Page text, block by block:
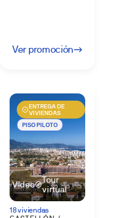
Ver promoción
ENTREGA DE
VIVIENDAS
PISO PILOTO
Vídeo
Tour
virtual
18 viviendas